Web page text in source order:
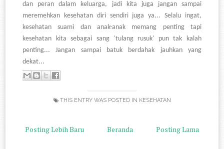
dan peran dalam keluarga, jadi kita juga jangan sampai
meremehkan kesehatan diri sendiri juga ya... Selalu ingat,
kesehatan suami dan anak-anak memang penting tapi
kesehatan kita sebagai sang 'tulang rusuk' pun tak kalah
penting... Jangan sampai batuk berdahak jauhkan yang
dekat...
THIS ENTRY WAS POSTED IN KESEHATAN
Posting Lebih Baru Posting Lama
Beranda